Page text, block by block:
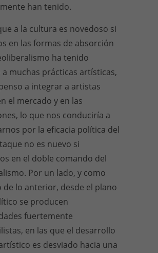
han tenido.
a la cultura es novedoso si
en las formas de absorción
ha tenido
muchas prácticas artísticas,
a integrar a artistas
el mercado y en las
lo que nos conduciría a
por la eficacia política del
no es nuevo si
en el doble comando del
Por un lado, y como
de lo anterior, desde el plano
se producen
fuertemente
en las que el desarrollo
es desviado hacia una